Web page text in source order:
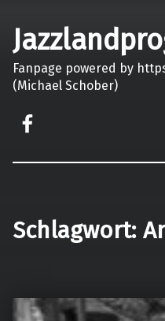
Fanpage powered by
(Michael Schober)
Schlagwort: